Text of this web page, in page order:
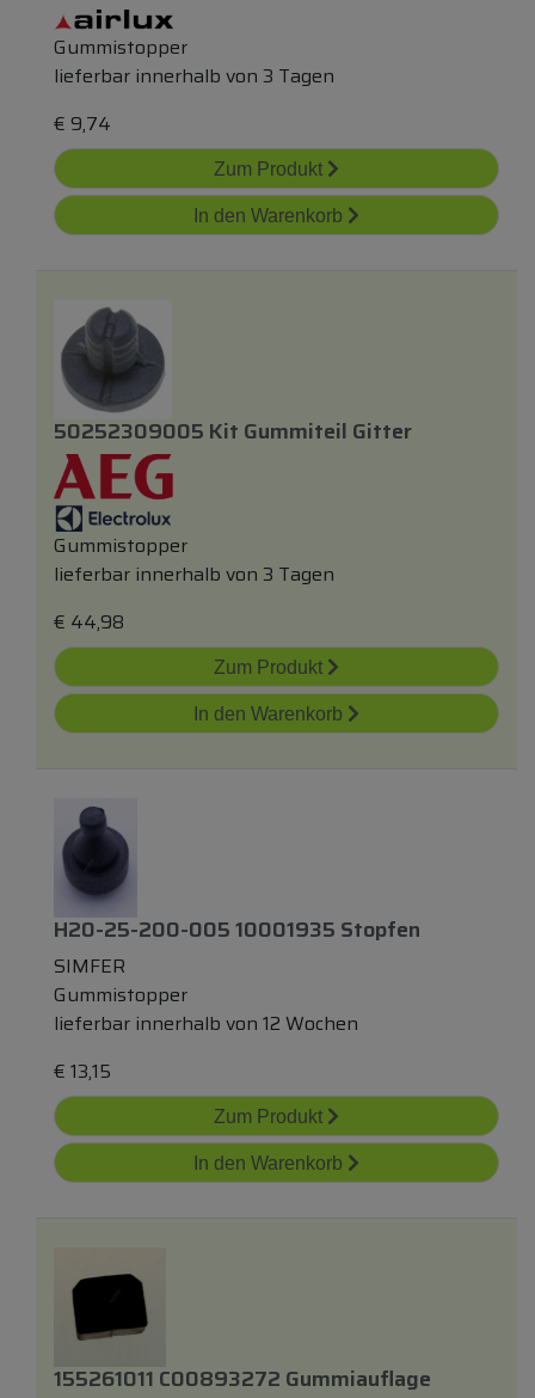
Gummistopper
lieferbar innerhalb von 3 Tagen
€ 9,74
Zum Produkt
In den Warenkorb
50252309005 Kit Gummiteil Gitter
Gummistopper
lieferbar innerhalb von 3 Tagen
€ 44,98
Zum Produkt
In den Warenkorb
H20-25-200-005 10001935 Stopfen
SIMFER
Gummistopper
lieferbar innerhalb von 12 Wochen
€ 13,15
Zum Produkt
In den Warenkorb
155261011 C00893272 Gummiauflage